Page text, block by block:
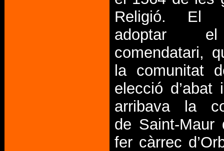
Religió. El
adoptar
comendatari,
la comunitat
elecció
arribava la
de Saint-Maur
fer càrrec